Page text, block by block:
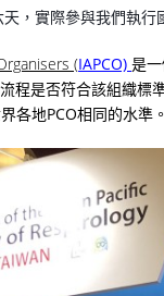
，實際參與我們執
(IAPCO) 是
程是否符合該組織
各地PCO相同的水準。